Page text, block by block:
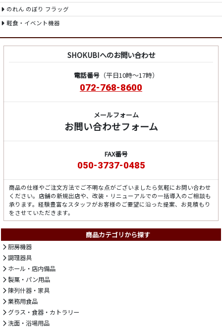
のれん のぼり フラッグ
軽食・イベント機器
SHOKUBIへのお問い合わせ
電話番号（平日10時～17時）
072-768-8600
メールフォーム
お問い合わせフォーム
FAX番号
050-3737-0485
商品の仕様やご注文方法でご不明な点がございましたら気軽にお問い合わせ
ください。店舗の新規出店や、改装・リニューアルでの一括導入のご相談も
承ります。経験豊富なスタッフがお客様のご要望に沿った提案、お見積もり
をさせていただきます。
商品カテゴリから探す
厨房機器
調理器具
ホール・店内備品
製菓・パン用品
陳列什器・家具
業務用食品
グラス・食器・カトラリー
洗面・浴場用品